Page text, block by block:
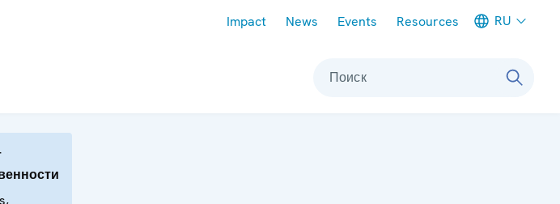
Impact News Events Resources RU
Поиск